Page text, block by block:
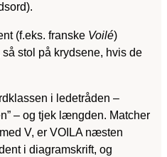
(f.eks. franske Voilé)
stol på krydsene, hvis de
i ledetråden –
– og tjek længden. Matcher
V, er VOILA næsten
i diagramskrift, og